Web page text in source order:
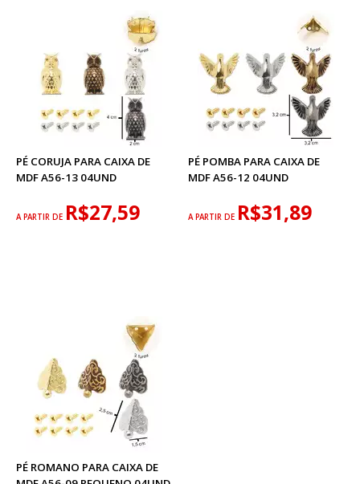
PÉ CORUJA PARA CAIXA DE
MDF A56-13 04UND
A PARTIR DE R$27,59
PÉ POMBA PARA CAIXA DE
MDF A56-12 04UND
A PARTIR DE R$31,89
PÉ ROMANO PARA CAIXA DE